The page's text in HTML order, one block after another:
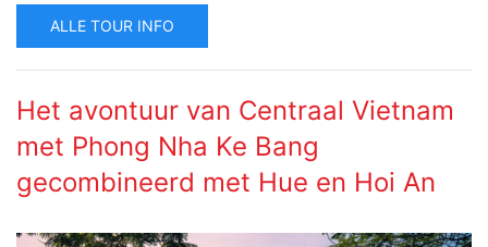
ALLE TOUR INFO
Het avontuur van Centraal Vietnam
met Phong Nha Ke Bang
gecombineerd met Hue en Hoi An